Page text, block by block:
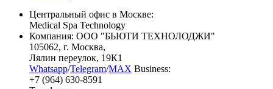
Центральный офис в Москве:
Medical Spa Technology
Компания: ООО "БЬЮТИ ТЕХНОЛОДЖИ"
105062, г. Москва,
Лялин переулок, 19К1
Whatsapp/Telegram/MAX Business:
+7 (964) 630-8591